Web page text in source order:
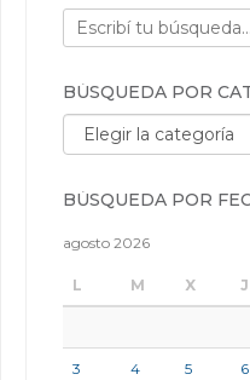
BÚSQUEDA POR
Búsqueda por
BÚSQUEDA POR
agosto 2026
L M X J
3 4 5 6